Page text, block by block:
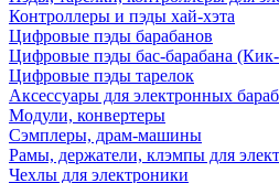
Контроллеры и пэды хай-хэта
Цифровые пэды барабанов
Цифровые пэды бас-барабана
Цифровые пэды тарелок
Аксессуары для электронных
Модули, конвертеры
Сэмплеры, драм-машины
Рамы, держатели, клэмпы для
Чехлы для электроники